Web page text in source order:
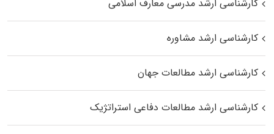
کارشناسی ارشد مدرسی معارف اسلامی
کارشناسی ارشد مشاوره
کارشناسی ارشد مطالعات جهان
کارشناسی ارشد مطالعات دفاعی استراتژیک